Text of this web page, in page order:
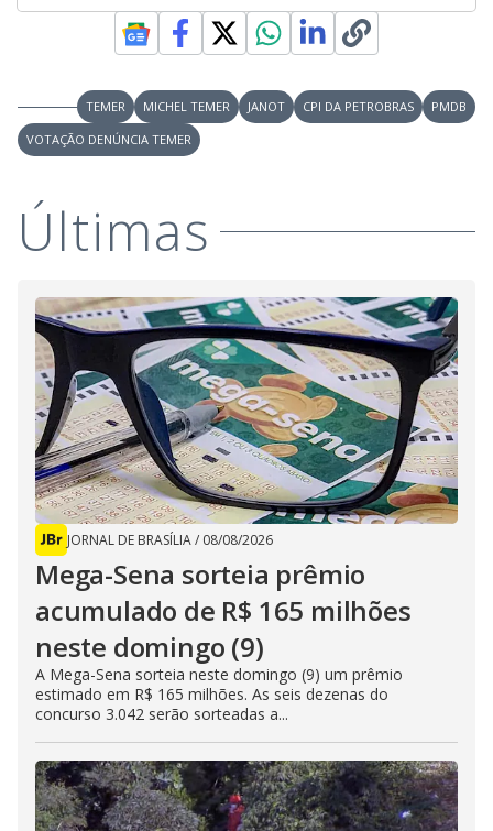
TEMER MICHEL TEMER JANOT CPI DA PETROBRAS
PMDB
VOTAÇÃO DENÚNCIA TEMER
Últimas
JORNAL DE BRASÍLIA/ 08/08/2026
Mega-Sena sorteia prêmio
acumulado de R$ 165 milhões
neste domingo (9)
A Mega-Sena sorteia neste domingo (9) um prêmio
estimado em R$ 165 milhões. As seis dezenas do
concurso 3.042 serão sorteadas a...